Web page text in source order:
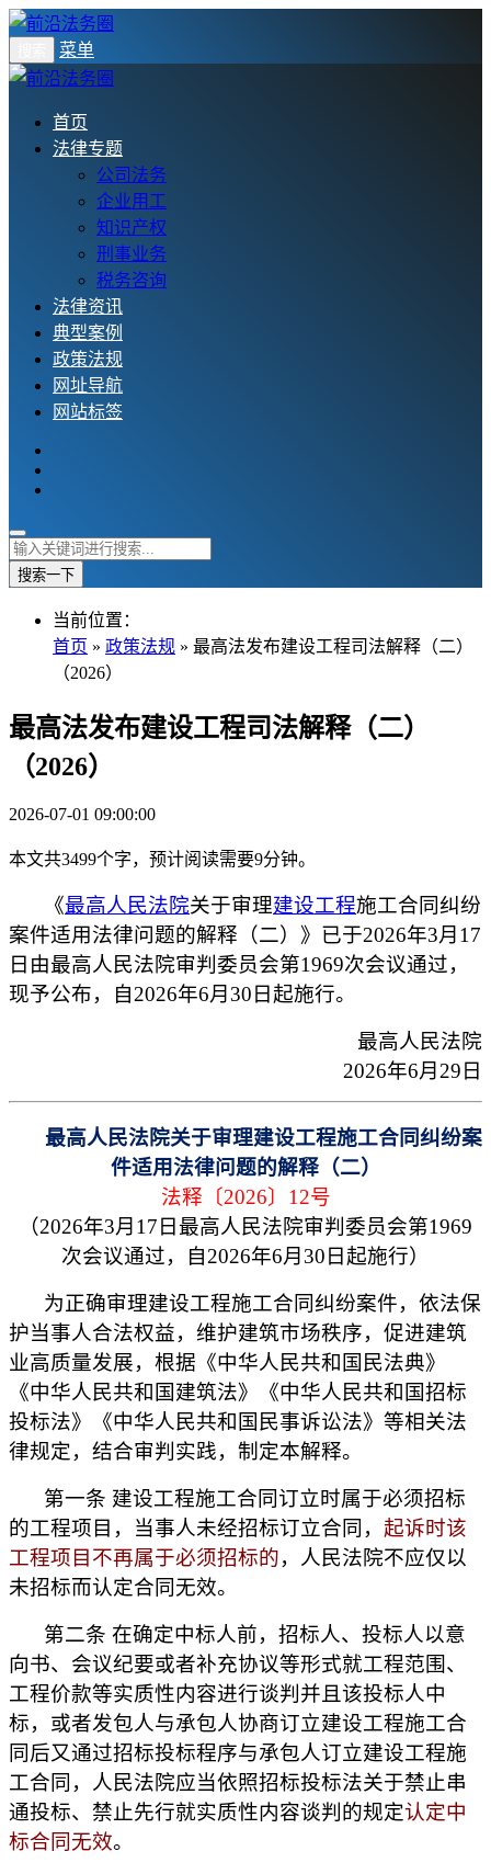
菜单
首页
法律专题
公司法务
企业用工
知识产权
刑事业务
税务咨询
法律资讯
典型案例
政策法规
网址导航
网站标签
搜索一下
当前位置：
首页 » 政策法规 » 最高法发布建设工程司法解释（二）
（2026）
最高法发布建设工程司法解释（二）
（2026）
2026-07-01 09:00:00
本文共3499个字，预计阅读需要9分钟。
《最高人民法院关于审理建设工程施工合同纠纷
案件适用法律问题的解释（二）》已于2026年3月17
日由最高人民法院审判委员会第1969次会议通过，
现予公布，自2026年6月30日起施行。
最高人民法院
2026年6月29日
最高人民法院关于审理建设工程施工合同纠纷案
件适用法律问题的解释（二）
法释〔2026〕12号
（2026年3月17日最高人民法院审判委员会第1969
次会议通过，自2026年6月30日起施行）
为正确审理建设工程施工合同纠纷案件，依法保
护当事人合法权益，维护建筑市场秩序，促进建筑
业高质量发展，根据《中华人民共和国民法典》
《中华人民共和国建筑法》《中华人民共和国招标
投标法》《中华人民共和国民事诉讼法》等相关法
律规定，结合审判实践，制定本解释。
第一条 建设工程施工合同订立时属于必须招标
的工程项目，当事人未经招标订立合同， 起诉时该
工程项目不再属于必须招标的，人民法院不应仅以
未招标而认定合同无效。
第二条 在确定中标人前，招标人、投标人以意
向书、会议纪要或者补充协议等形式就工程范围、
工程价款等实质性内容进行谈判并且该投标人中
标，或者发包人与承包人协商订立建设工程施工合
同后又通过招标投标程序与承包人订立建设工程施
工合同，人民法院应当依照招标投标法关于禁止串
通投标、禁止先行就实质性内容谈判的规定认定中
标合同无效。